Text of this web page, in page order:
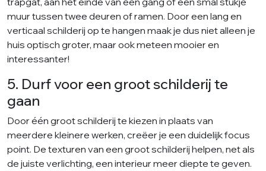
muur tussen twee deuren of ramen. Door een lang en
verticaal schilderij op te hangen maak je dus niet alleen je
huis optisch groter, maar ook meteen mooier en
interessanter!
5. Durf voor een groot schilderij te
gaan
Door één groot schilderij te kiezen in plaats van
meerdere kleinere werken, creëer je een duidelijk focus
point. De texturen van een groot schilderij helpen, net als
de juiste verlichting, een interieur meer diepte te geven.